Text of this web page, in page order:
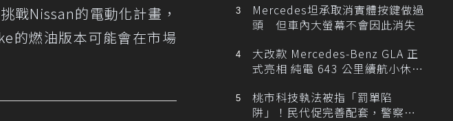
戰Nissan的電動化計畫，
的燃油版本可能會在市場
Mercedes坦承取消實體按鍵做過
頭 但車內大螢幕不會因此消失
大改款 Mercedes-Benz GLA 正
式亮相 純電 643 公里續航小休
桃市科技執法被指「罰單陷
阱」！民代促完善配套，警察局